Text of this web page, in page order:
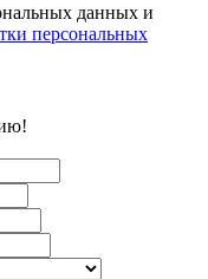
данных и
персональных